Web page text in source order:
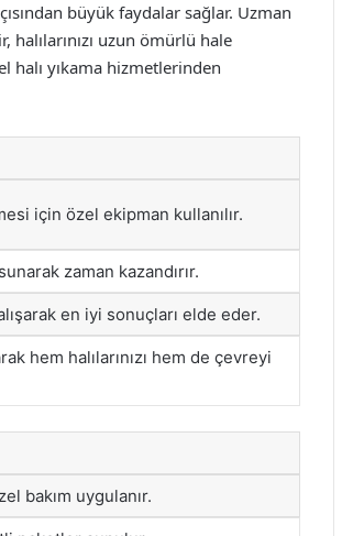
büyük faydalar sağlar. Uzman
uzun ömürlü hale
yıkama hizmetlerinden
için özel ekipman kullanılır.
zaman kazandırır.
en iyi sonuçları elde eder.
hem halılarınızı hem de çevreyi
bakım uygulanır.